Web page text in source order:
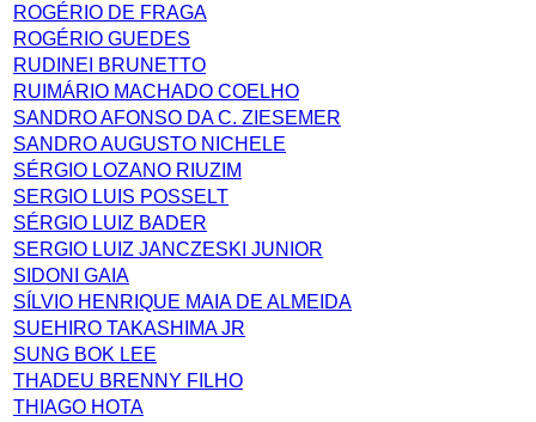
ROGÉRIO DE FRAGA
ROGÉRIO GUEDES
RUDINEI BRUNETTO
RUIMÁRIO MACHADO COELHO
SANDRO AFONSO DA C. ZIESEMER
SANDRO AUGUSTO NICHELE
SÉRGIO LOZANO RIUZIM
SERGIO LUIS POSSELT
SÉRGIO LUIZ BADER
SERGIO LUIZ JANCZESKI JUNIOR
SIDONI GAIA
SÍLVIO HENRIQUE MAIA DE ALMEIDA
SUEHIRO TAKASHIMA JR
SUNG BOK LEE
THADEU BRENNY FILHO
THIAGO HOTA